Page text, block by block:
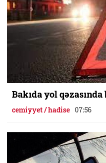
Bakıda yol
cemiyyet / hadise 07:56